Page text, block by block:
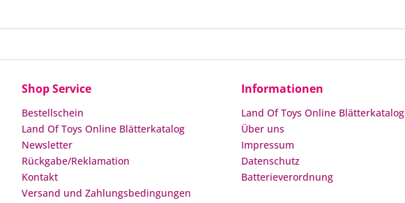
Shop Service
Bestellschein
Land Of Toys Online Blätterkatalog
Newsletter
Rückgabe/Reklamation
Kontakt
Versand und Zahlungsbedingungen
Informationen
Land Of Toys Online Blätterkatalog
Über uns
Impressum
Datenschutz
Batterieverordnung